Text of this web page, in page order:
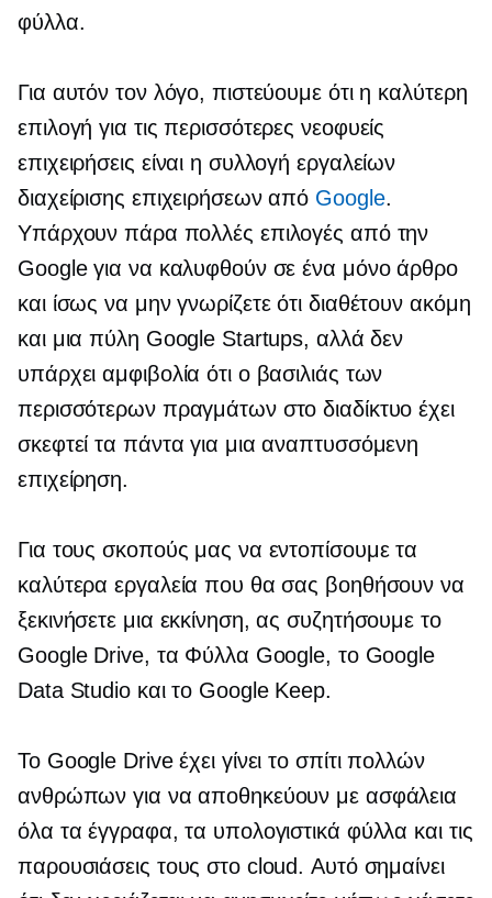
φύλλα.
Για αυτόν τον λόγο, πιστεύουμε ότι η καλύτερη
επιλογή για τις περισσότερες νεοφυείς
επιχειρήσεις είναι η συλλογή εργαλείων
διαχείρισης επιχειρήσεων από Google.
Υπάρχουν πάρα πολλές επιλογές από την
Google για να καλυφθούν σε ένα μόνο άρθρο
και ίσως να μην γνωρίζετε ότι διαθέτουν ακόμη
και μια πύλη Google Startups, αλλά δεν
υπάρχει αμφιβολία ότι ο βασιλιάς των
περισσότερων πραγμάτων στο διαδίκτυο έχει
σκεφτεί τα πάντα για μια αναπτυσσόμενη
επιχείρηση.
Για τους σκοπούς μας να εντοπίσουμε τα
καλύτερα εργαλεία που θα σας βοηθήσουν να
ξεκινήσετε μια εκκίνηση, ας συζητήσουμε το
Google Drive, τα Φύλλα Google, το Google
Data Studio και το Google Keep.
Το Google Drive έχει γίνει το σπίτι πολλών
ανθρώπων για να αποθηκεύουν με ασφάλεια
όλα τα έγγραφα, τα υπολογιστικά φύλλα και τις
παρουσιάσεις τους στο cloud. Αυτό σημαίνει